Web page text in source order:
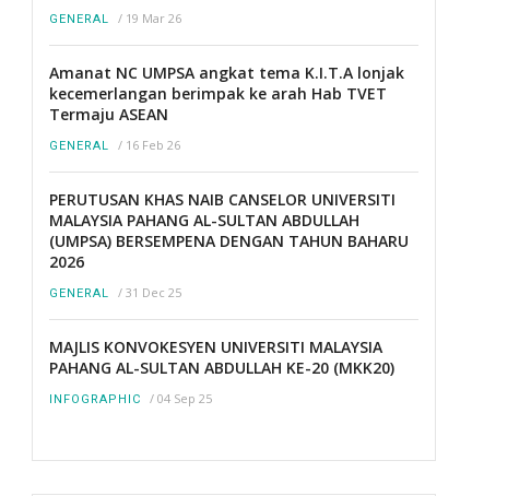
GENERAL / 19 Mar 26
Amanat NC UMPSA angkat tema K.I.T.A lonjak
kecemerlangan berimpak ke arah Hab TVET
Termaju ASEAN
GENERAL / 16 Feb 26
PERUTUSAN KHAS NAIB CANSELOR UNIVERSITI
MALAYSIA PAHANG AL-SULTAN ABDULLAH
(UMPSA) BERSEMPENA DENGAN TAHUN BAHARU
2026
GENERAL / 31 Dec 25
MAJLIS KONVOKESYEN UNIVERSITI MALAYSIA
PAHANG AL-SULTAN ABDULLAH KE-20 (MKK20)
INFOGRAPHIC / 04 Sep 25